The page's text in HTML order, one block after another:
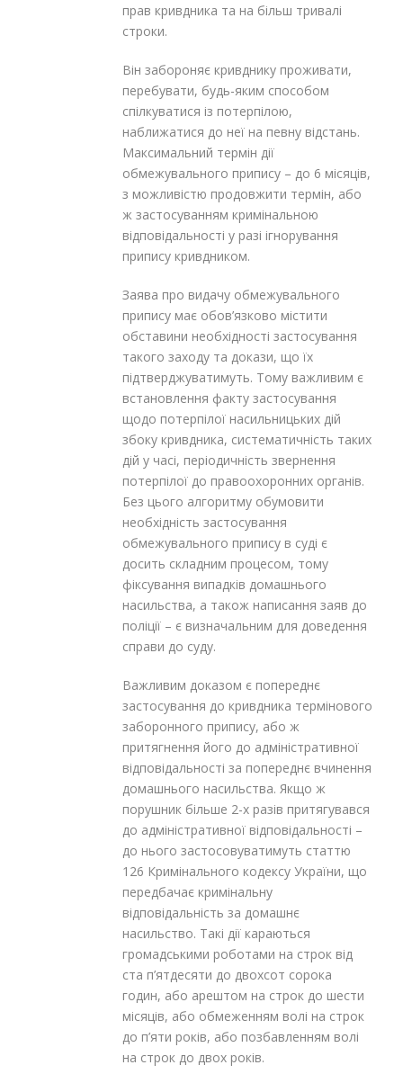
прав кривдника та на більш тривалі
строки.
Він забороняє кривднику проживати,
перебувати, будь-яким способом
спілкуватися із потерпілою,
наближатися до неї на певну відстань.
Максимальний термін дії
обмежувального припису – до 6 місяців,
з можливістю продовжити термін, або
ж застосуванням кримінальною
відповідальності у разі ігнорування
припису кривдником.
Заява про видачу обмежувального
припису має обов’язково містити
обставини необхідності застосування
такого заходу та докази, що їх
підтверджуватимуть. Тому важливим є
встановлення факту застосування
щодо потерпілої насильницьких дій
збоку кривдника, систематичність таких
дій у часі, періодичність звернення
потерпілої до правоохоронних органів.
Без цього алгоритму обумовити
необхідність застосування
обмежувального припису в суді є
досить складним процесом, тому
фіксування випадків домашнього
насильства, а також написання заяв до
поліції – є визначальним для доведення
справи до суду.
Важливим доказом є попереднє
застосування до кривдника термінового
заборонного припису, або ж
притягнення його до адміністративної
відповідальності за попереднє вчинення
домашнього насильства. Якщо ж
порушник більше 2-х разів притягувався
до адміністративної відповідальності –
до нього застосовуватимуть статтю
126 Кримінального кодексу України, що
передбачає кримінальну
відповідальність за домашнє
насильство. Такі дії караються
громадськими роботами на строк від
ста п’ятдесяти до двохсот сорока
годин, або арештом на строк до шести
місяців, або обмеженням волі на строк
до п’яти років, або позбавленням волі
на строк до двох років.